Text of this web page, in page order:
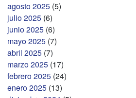
agosto 2025 (5)
julio 2025 (6)
junio 2025 (6)
mayo 2025 (7)
abril 2025 (7)
marzo 2025 (17)
febrero 2025 (24)
enero 2025 (13)